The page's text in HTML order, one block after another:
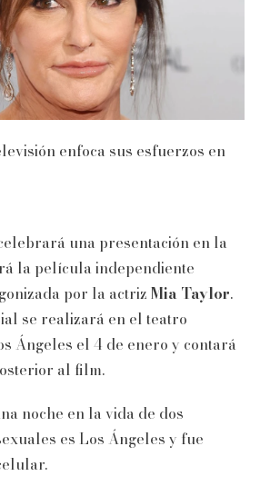
enfoca sus esfuerzos en
una presentación en la
la película independiente
por la actriz Mia Taylor.
se realizará en el teatro
Ángeles el 4 de enero y contará
al film.
noche en la vida de dos
es Los Ángeles y fue